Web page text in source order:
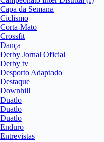
Capa da Semana
Ciclismo
Corta-Mato
Crossfit
Dança
Derby Jornal Oficial
Derby tv
Desporto Adaptado
Destaque
Downhill
Duatlo
Duatlo
Duatlo
Enduro
Entrevistas